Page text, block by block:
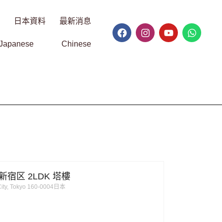
日本資料 最新消息
Chinese
宿区 2LDK 塔樓
Tokyo 160-0004日本